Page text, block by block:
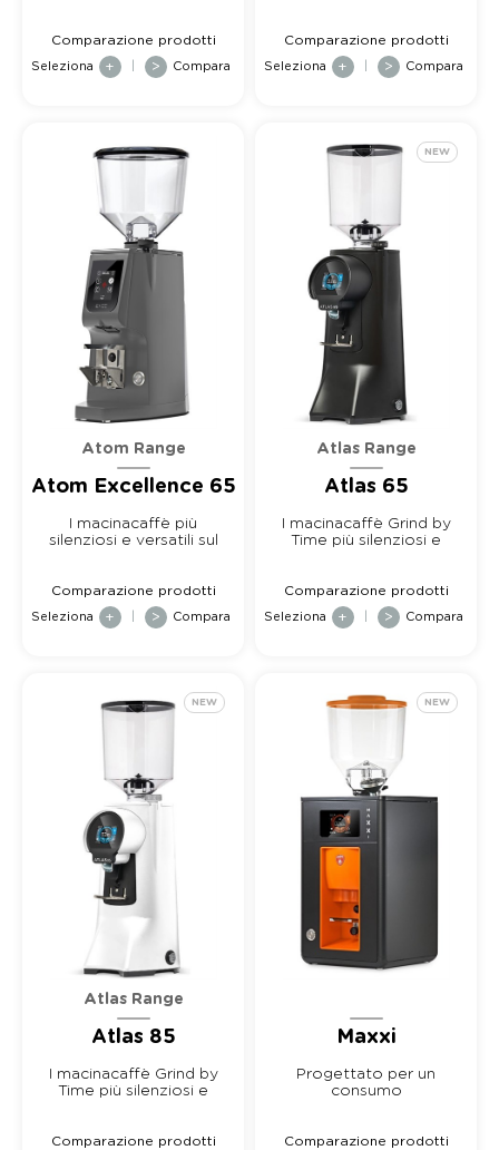
Comparazione prodotti
Seleziona + > Compara
Comparazione prodotti
Seleziona + > Compara
Atom Range
Atom Excellence 65
I macinacaffè più
silenziosi e versatili sul
Comparazione prodotti
Seleziona + > Compara
NEW
Atlas Range
Atlas 65
I macinacaffè Grind by
Time più silenziosi e
Comparazione prodotti
Seleziona + > Compara
NEW
Atlas Range
Atlas 85
I macinacaffè Grind by
Time più silenziosi e
Comparazione prodotti
NEW
Maxxi
Progettato per un
consumo
Comparazione prodotti